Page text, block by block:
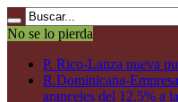
No se lo pierda
P. Rico-Lanza nueva
R.Dominicana-
aranceles del 12.5% a